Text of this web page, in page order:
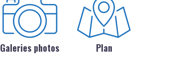
Galeries photos Plan